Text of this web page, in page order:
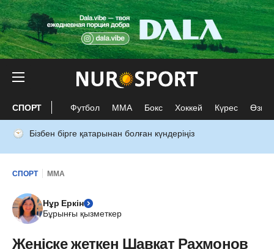
СПОРТ Футбол ММА Бокс Хоккей Күрес Өзге
Бізбен бірге қатарынан болған күндеріңіз
СПОРТ ММА
Нұр Еркін
Бұрынғы қызметкер
Жеңіске жеткен Шавкат Рахмонов